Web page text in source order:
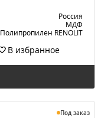
Россия
МДФ
Полипропилен RENOLIT
В избранное
Под заказ